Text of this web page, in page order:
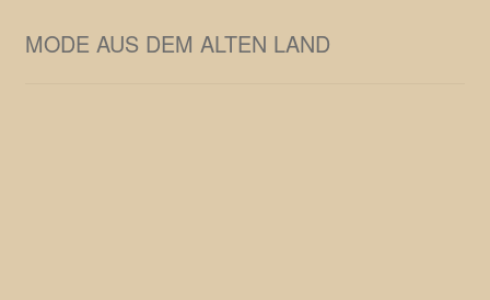
MODE AUS DEM ALTEN LAND